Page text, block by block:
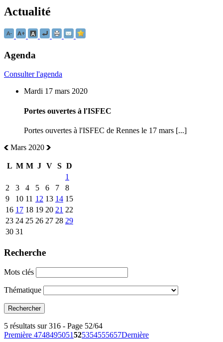
Actualité
Agenda
Consulter l'agenda
Mardi 17 mars 2020
Portes ouvertes à l'ISFEC
Portes ouvertes à l'ISFEC de Rennes le 17 mars [...]
Mars 2020
L M M J V S D
1
2
3 4 5 6 7
8
9
10 11 12 13 14 15
16 17 18 19 20 21 22
23 24 25 26 27 28 29
30 31
Recherche
Mots clés
Thématique
5 résultats sur 316 - Page 52/64
Première 4748495051525354555657Dernière